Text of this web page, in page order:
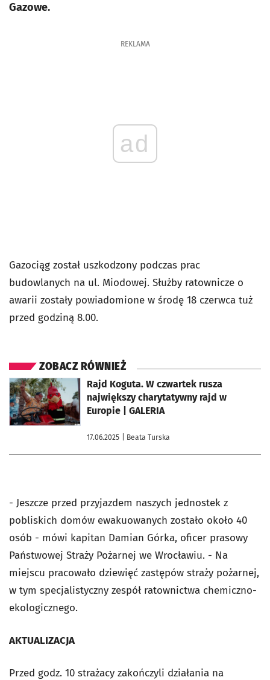
Gazowe.
REKLAMA
ad
Gazociąg został uszkodzony podczas prac
budowlanych na ul. Miodowej. Służby ratownicze o
awarii zostały powiadomione w środę 18 czerwca tuż
przed godziną 8.00.
ZOBACZ RÓWNIEŻ
Rajd Koguta. W czwartek rusza
największy charytatywny rajd w
Europie | GALERIA
17.06.2025 | Beata Turska
otworzy się w nowej karcie
- Jeszcze przed przyjazdem naszych jednostek z
pobliskich domów ewakuowanych zostało około 40
osób - mówi kapitan Damian Górka, oficer prasowy
Państwowej Straży Pożarnej we Wrocławiu. - Na
miejscu pracowało dziewięć zastępów straży pożarnej,
w tym specjalistyczny zespół ratownictwa chemiczno-
ekologicznego.
AKTUALIZACJA
Przed godz. 10 strażacy zakończyli działania na